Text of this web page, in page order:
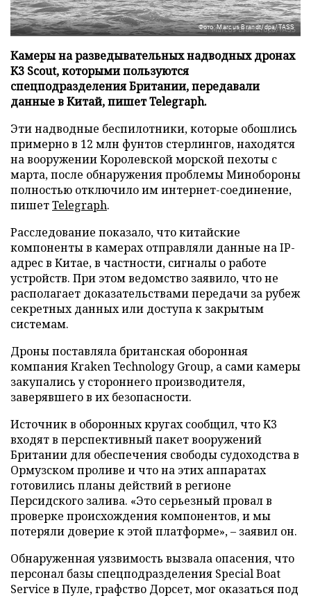
Фото: Marcus Brandt/dpa/TASS
Камеры на разведывательных надводных дронах
K3 Scout, которыми пользуются
спецподразделения Британии, передавали
данные в Китай, пишет Telegraph.
Эти надводные беспилотники, которые обошлись
примерно в 12 млн фунтов стерлингов, находятся
на вооружении Королевской морской пехоты с
марта, после обнаружения проблемы Минобороны
полностью отключило им интернет-соединение,
пишетTelegraph.
Расследование показало, что китайские
компоненты в камерах отправляли данные на IP-
адрес в Китае, в частности, сигналы о работе
устройств. При этом ведомство заявило, что не
располагает доказательствами передачи за рубеж
секретных данных или доступа к закрытым
системам.
Дроны поставляла британская оборонная
компания Kraken Technology Group, а сами камеры
закупались у стороннего производителя,
заверявшего в их безопасности.
Источник в оборонных кругах сообщил, что K3
входят в перспективный пакет вооружений
Британии для обеспечения свободы судоходства в
Ормузском проливе и что на этих аппаратах
готовились планы действий в регионе
Персидского залива. «Это серьезный провал в
проверке происхождения компонентов, и мы
потеряли доверие к этой платформе», – заявил он.
Обнаруженная уязвимость вызвала опасения, что
персонал базы спецподразделения Special Boat
Service в Пуле, графство Дорсет, мог оказаться под